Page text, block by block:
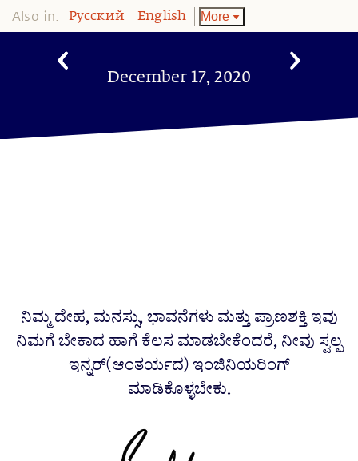
Also in: Pусский English More
December 17, 2020
ನಿಮ್ಮ ದೇಹ, ಮನಸ್ಸು, ಭಾವನೆಗಳು ಮತ್ತು ಪ್ರಾಣಶಕ್ತಿ ಇವು
ನಿಮಗೆ ಬೇಕಾದ ಹಾಗೆ ಕೆಲಸ ಮಾಡಬೇಕೆಂದರೆ, ನೀವು ಸ್ವಲ್ಪ
ಇನ್ನರ್(ಆಂತರ್ಯದ) ಇಂಜಿನಿಯರಿಂಗ್
ಮಾಡಿಕೊಳ್ಳಬೇಕು.